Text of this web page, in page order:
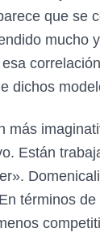
que se
mucho
dichos
más
Están
términos